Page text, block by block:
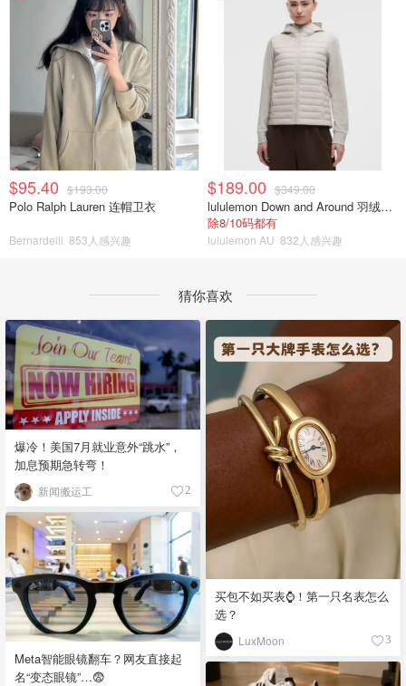
$95.40 $193.00
Polo Ralph Lauren 连帽卫衣
Bernardelli 853人感兴趣
$189.00 $349.00
lululemon Down and Around 羽绒夹克
除8/10码都有
lululemon AU 832人感兴趣
猜你喜欢
爆冷！美国7月就业意外“跳水”，
加息预期急转弯！
新闻搬运工 2
买包不如买表⌚️！第一只名表怎么
选？
LuxMoon 3
Meta智能眼镜翻车？网友直接起
名“变态眼镜”…😨